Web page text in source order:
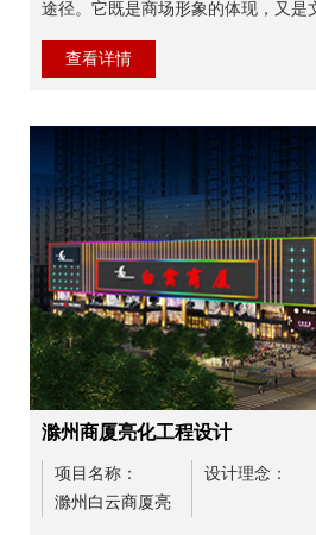
途径。它既是商场形象的体现，又是
注重...
查看详情
滁州商厦亮化工程设计
项目名称：
滁州白云商厦亮
设计理念：